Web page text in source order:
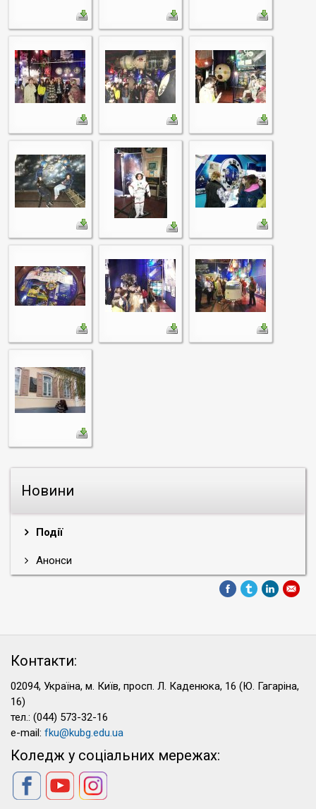
Новини
Події
Анонси
Контакти:
02094, Україна, м. Київ, просп. Л. Каденюка, 16 (Ю. Гагаріна,
16)
тел.: (044) 573-32-16
e-mail: fku@kubg.edu.ua
Коледж у соціальних мережах: